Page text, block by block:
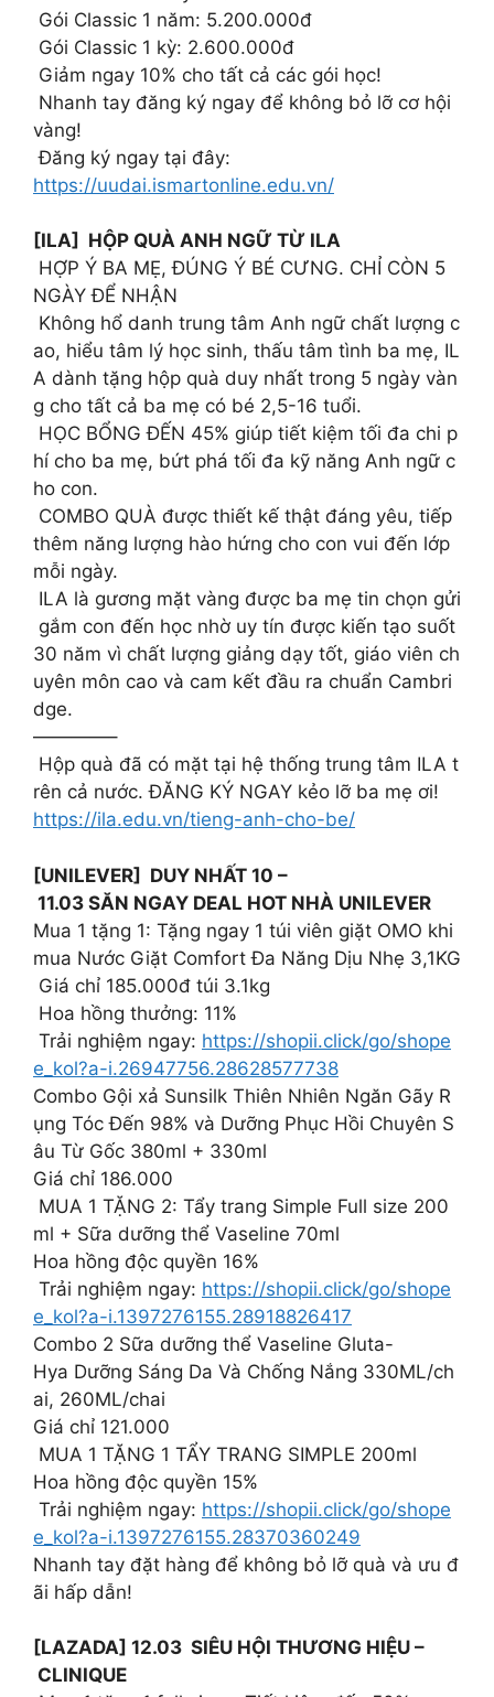
Gói Classic 1 năm: 5.200.000đ
Gói Classic 1 kỳ: 2.600.000đ
Giảm ngay 10% cho tất cả các gói học!
Nhanh tay đăng ký ngay để không bỏ lỡ cơ hội
vàng!
Đăng ký ngay tại đây:
https://uudai.ismartonline.edu.vn/
[ILA] HỘP QUÀ ANH NGỮ TỪ ILA
HỢP Ý BA MẸ, ĐÚNG Ý BÉ CƯNG. CHỈ CÒN 5
NGÀY ĐỂ NHẬN
Không hổ danh trung tâm Anh ngữ chất lượng c
ao, hiểu tâm lý học sinh, thấu tâm tình ba mẹ, IL
A dành tặng hộp quà duy nhất trong 5 ngày vàn
g cho tất cả ba mẹ có bé 2,5-16 tuổi.
HỌC BỔNG ĐẾN 45% giúp tiết kiệm tối đa chi p
hí cho ba mẹ, bứt phá tối đa kỹ năng Anh ngữ c
ho con.
COMBO QUÀ được thiết kế thật đáng yêu, tiếp
thêm năng lượng hào hứng cho con vui đến lớp
mỗi ngày.
️ ILA là gương mặt vàng được ba mẹ tin chọn gửi
gắm con đến học nhờ uy tín được kiến tạo suốt
30 năm vì chất lượng giảng dạy tốt, giáo viên ch
uyên môn cao và cam kết đầu ra chuẩn Cambri
dge.
————–
Hộp quà đã có mặt tại hệ thống trung tâm ILA t
rên cả nước. ĐĂNG KÝ NGAY kẻo lỡ ba mẹ ơi!
https://ila.edu.vn/tieng-anh-cho-be/
[UNILEVER] DUY NHẤT 10 –
11.03 SĂN NGAY DEAL HOT NHÀ UNILEVER
Mua 1 tặng 1: Tặng ngay 1 túi viên giặt OMO khi
mua Nước Giặt Comfort Đa Năng Dịu Nhẹ 3,1KG
️ Giá chỉ 185.000đ túi 3.1kg
Hoa hồng thưởng: 11%
️ Trải nghiệm ngay: https://shopii.click/go/shope
e_kol?a-i.26947756.28628577738
Combo Gội xả Sunsilk Thiên Nhiên Ngăn Gãy R
ụng Tóc Đến 98% và Dưỡng Phục Hồi Chuyên S
âu Từ Gốc 380ml + 330ml
️Giá chỉ 186.000
MUA 1 TẶNG 2: Tẩy trang Simple Full size 200
ml + Sữa dưỡng thể Vaseline 70ml
Hoa hồng độc quyền 16%
️ Trải nghiệm ngay: https://shopii.click/go/shope
e_kol?a-i.1397276155.28918826417
Combo 2 Sữa dưỡng thể Vaseline Gluta-
Hya Dưỡng Sáng Da Và Chống Nắng 330ML/ch
ai, 260ML/chai
️Giá chỉ 121.000
MUA 1 TẶNG 1 TẨY TRANG SIMPLE 200ml
Hoa hồng độc quyền 15%
️ Trải nghiệm ngay: https://shopii.click/go/shope
e_kol?a-i.1397276155.28370360249
Nhanh tay đặt hàng để không bỏ lỡ quà và ưu đ
ãi hấp dẫn!
[LAZADA] 12.03 SIÊU HỘI THƯƠNG HIỆU –
CLINIQUE